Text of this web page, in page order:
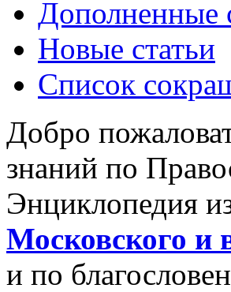
Дополненные
Новые статьи
Список
Добро
знаний по
Энциклопедия
Московского и
и по